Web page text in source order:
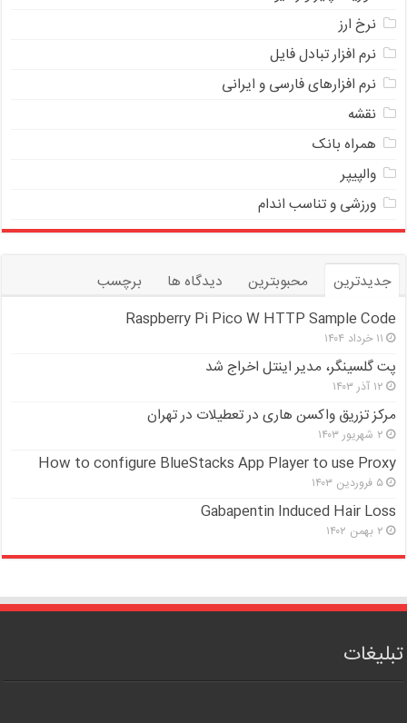
نرخ ارز
ﻧﺮﻡ ﺍﻓﺰﺍﺭ ﺗﺒﺎﺩﻝ ﻓﺎﻳﻞ
نرم افزارهای فارسی و ایرانی
نقشه
همراه بانک
والپیپر
ورزشی و تناسب اندام
جدیدترین محبوبترین دیدگاه ها
برچسب
Raspberry Pi Pico W HTTP Sample Code
۱۱ خرداد ۱۴۰۴
پت گلسینگر، مدیر اینتل اخراج شد
۱۲ آذر ۱۴۰۳
مرکز تزریق واکسن هاری در تعطیلات در تهران
۲ شهریور ۱۴۰۳
How to configure BlueStacks App Player to use Proxy
۵ فروردین ۱۴۰۳
Gabapentin Induced Hair Loss
۲ بهمن ۱۴۰۲
تبلیغات